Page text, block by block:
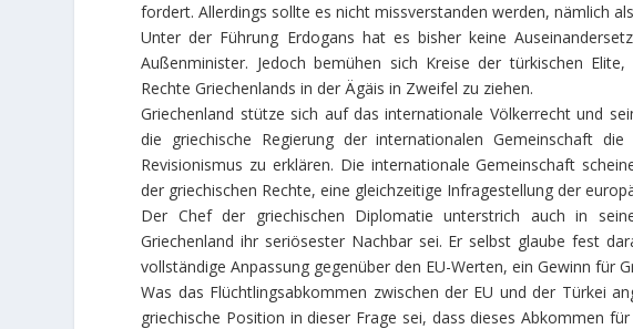
fordert. Allerdings sollte es nicht missverstanden werden, nämlich
Unter der Führung Erdogans hat es bisher keine
Außenminister. Jedoch bemühen sich Kreise der türkischen
Rechte Griechenlands in der Ägäis in Zweifel zu ziehen.
Griechenland stütze sich auf das internationale Völkerrecht und
die griechische Regierung der internationalen Gemeinschaft
Revisionismus zu erklären. Die internationale Gemeinschaft
der griechischen Rechte, eine gleichzeitige Infragestellung der
Der Chef der griechischen Diplomatie unterstrich auch in
Griechenland ihr seriösester Nachbar sei. Er selbst glaube fest
vollständige Anpassung gegenüber den EU-Werten, ein Gewinn für
Was das Flüchtlingsabkommen zwischen der EU und der Türkei
griechische Position in dieser Frage sei, dass dieses Abkommen